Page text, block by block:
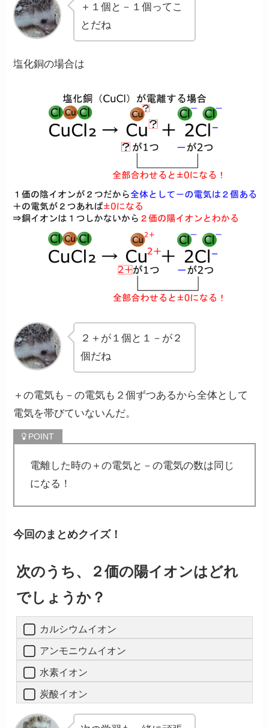
＋１個と－１個ってこ
とだね
塩化銅の場合は
２＋が１個と１－が２
個だね
＋の電気も－の電気も２個ずつあるから全体として
電気を帯びていないんだ。
電離した時の＋の電気と－の電気の数は同じ
になる！
今回のまとめクイズ！
次のうち、２価の陽イオンはどれ
でしょうか？
カルシウムイオン
アンモニウムイオン
水素イオン
炭酸イオン